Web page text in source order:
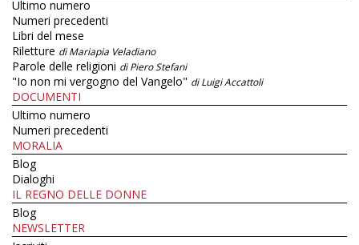
Ultimo numero
Numeri precedenti
Libri del mese
Riletture di Mariapia Veladiano
Parole delle religioni di Piero Stefani
"Io non mi vergogno del Vangelo" di Luigi Accattoli
DOCUMENTI
Ultimo numero
Numeri precedenti
MORALIA
Blog
Dialoghi
IL REGNO DELLE DONNE
Blog
NEWSLETTER